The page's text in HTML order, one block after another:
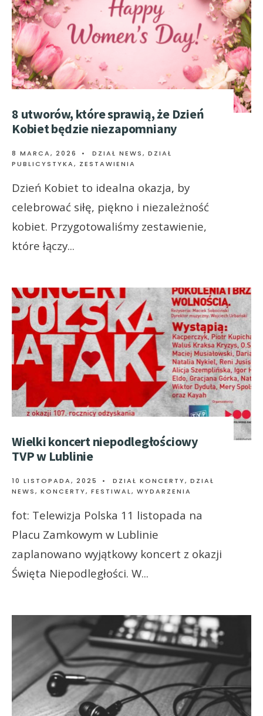
8 utworów, które sprawią, że Dzień
Kobiet będzie niezapomniany
8 MARCA, 2026 • DZIAŁ NEWS, DZIAŁ
PUBLICYSTYKA, ZESTAWIENIA
Dzień Kobiet to idealna okazja, by
celebrować siłę, piękno i niezależność
kobiet. Przygotowaliśmy zestawienie,
które łączy...
Wielki koncert niepodległościowy
TVP w Lublinie
10 LISTOPADA, 2025 • DZIAŁ KONCERTY, DZIAŁ
NEWS, KONCERTY, FESTIWAL, WYDARZENIA
fot: Telewizja Polska 11 listopada na
Placu Zamkowym w Lublinie
zaplanowano wyjątkowy koncert z okazji
Święta Niepodległości. W...